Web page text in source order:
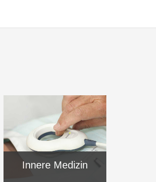
Innere Medizin